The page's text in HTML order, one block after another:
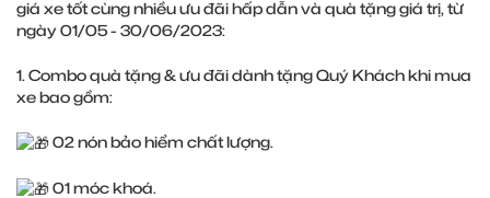
giá xe tốt cùng nhiều ưu đãi hấp dẫn và quà tặng giá trị, từ
ngày 01/05 - 30/06/2023:
1. Combo quà tặng & ưu đãi dành tặng Quý Khách khi mua
xe bao gồm:
02 nón bảo hiểm chất lượng.
01 móc khoá.